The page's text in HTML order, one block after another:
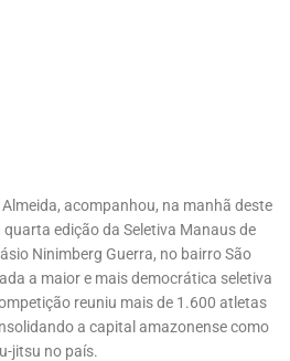
acompanhou, na manhã deste
edição da Seletiva Manaus de
Ninimberg Guerra, no bairro São
a maior e mais democrática seletiva
reuniu mais de 1.600 atletas
a capital amazonense como
jitsu no país.